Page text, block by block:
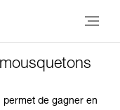
de gagner en